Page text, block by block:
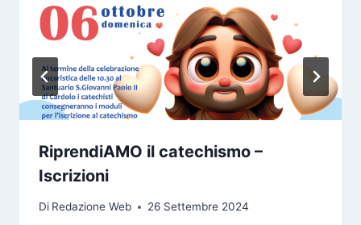
RiprendiAMO il catechismo –
Iscrizioni
Di Redazione Web 26 Settembre 2024